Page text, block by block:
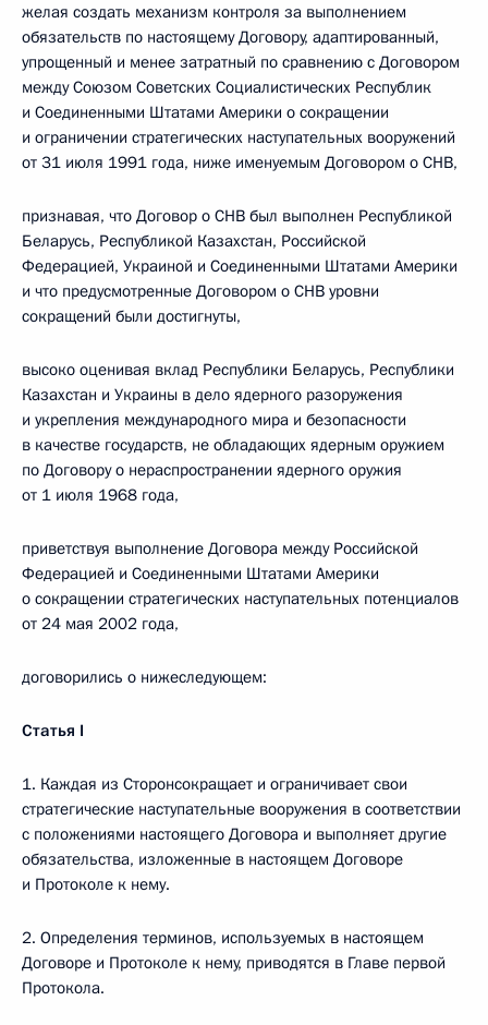
желая создать механизм контроля за выполнением
обязательств по настоящему Договору, адаптированный,
упрощенный и менее затратный по сравнению с Договором
между Союзом Советских Социалистических Республик
и Соединенными Штатами Америки о сокращении
и ограничении стратегических наступательных вооружений
от 31 июля 1991 года, ниже именуемым Договором о СНВ,
признавая, что Договор о СНВ был выполнен Республикой
Беларусь, Республикой Казахстан, Российской
Федерацией, Украиной и Соединенными Штатами Америки
и что предусмотренные Договором о СНВ уровни
сокращений были достигнуты,
высоко оценивая вклад Республики Беларусь, Республики
Казахстан и Украины в дело ядерного разоружения
и укрепления международного мира и безопасности
в качестве государств, не обладающих ядерным оружием
по Договору о нераспространении ядерного оружия
от 1 июля 1968 года,
приветствуя выполнение Договора между Российской
Федерацией и Соединенными Штатами Америки
о сокращении стратегических наступательных потенциалов
от 24 мая 2002 года,
договорились о нижеследующем:
Статья I
1. Каждая из Сторонсокращает и ограничивает свои
стратегические наступательные вооружения в соответствии
с положениями настоящего Договора и выполняет другие
обязательства, изложенные в настоящем Договоре
и Протоколе к нему.
2. Определения терминов, используемых в настоящем
Договоре и Протоколе к нему, приводятся в Главе первой
Протокола.